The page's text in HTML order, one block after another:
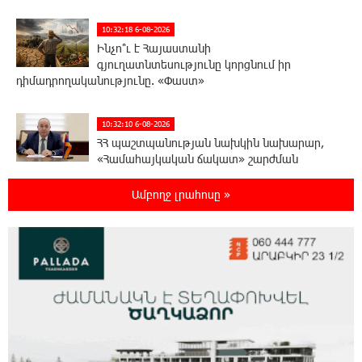
10:32:18 6-08-2026
Ինչո՞ւ է Հայաստանի
գյուղատնտեսությունը կորցնում իր
դիմադրողականությունը. «Փաստ»
10:32:10 6-08-2026
ՀՀ պաշտպանության նախկին նախարար,
«Համահայկական ճակատ» շարժման
«Հայկիցս հետո ապրելու ուժ թոռնիկներս
Քարը քարին չեն թողնի. «Փաստ»
Ամբողջ լրահոսը »